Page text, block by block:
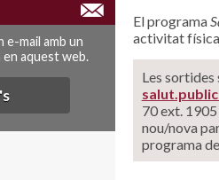
El programa
activitat física
Les
70 ext.
nou/nova
programa
mail amb un
en aquest web.